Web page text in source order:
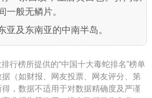
一般无鳞片。
亚及东南亚的中南半岛。
行榜所提供的“中国十大毒蛇排名”榜单
（如财报、网友投票、网友评分、第
，数据不适用于对数据精确度及严谨